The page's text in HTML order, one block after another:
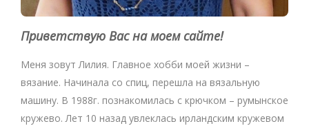
Приветствую Вас на моем сайте!
Меня зовут Лилия. Главное хобби моей жизни –
вязание. Начинала со спиц, перешла на вязальную
машину. В 1988г. познакомилась с крючком – румынское
кружево. Лет 10 назад увлеклась ирландским кружевом